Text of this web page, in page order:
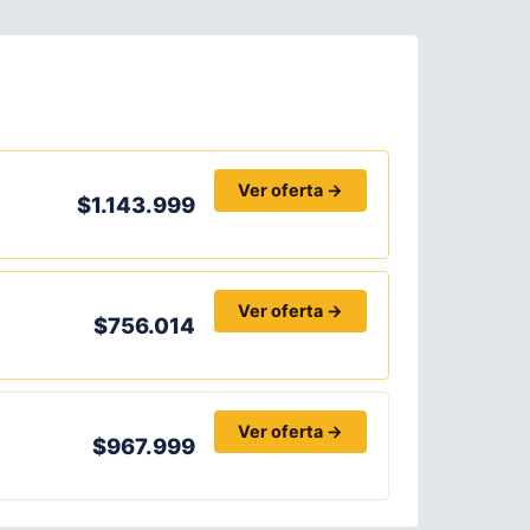
$1.143.999
Ver oferta →
$756.014
Ver oferta →
$967.999
Ver oferta →